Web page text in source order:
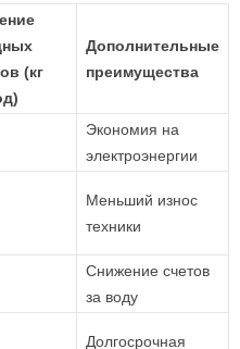
(кг
Дополнительные
преимущества
Экономия на
электроэнергии
Меньший износ
техники
Снижение счетов
за воду
Долгосрочная